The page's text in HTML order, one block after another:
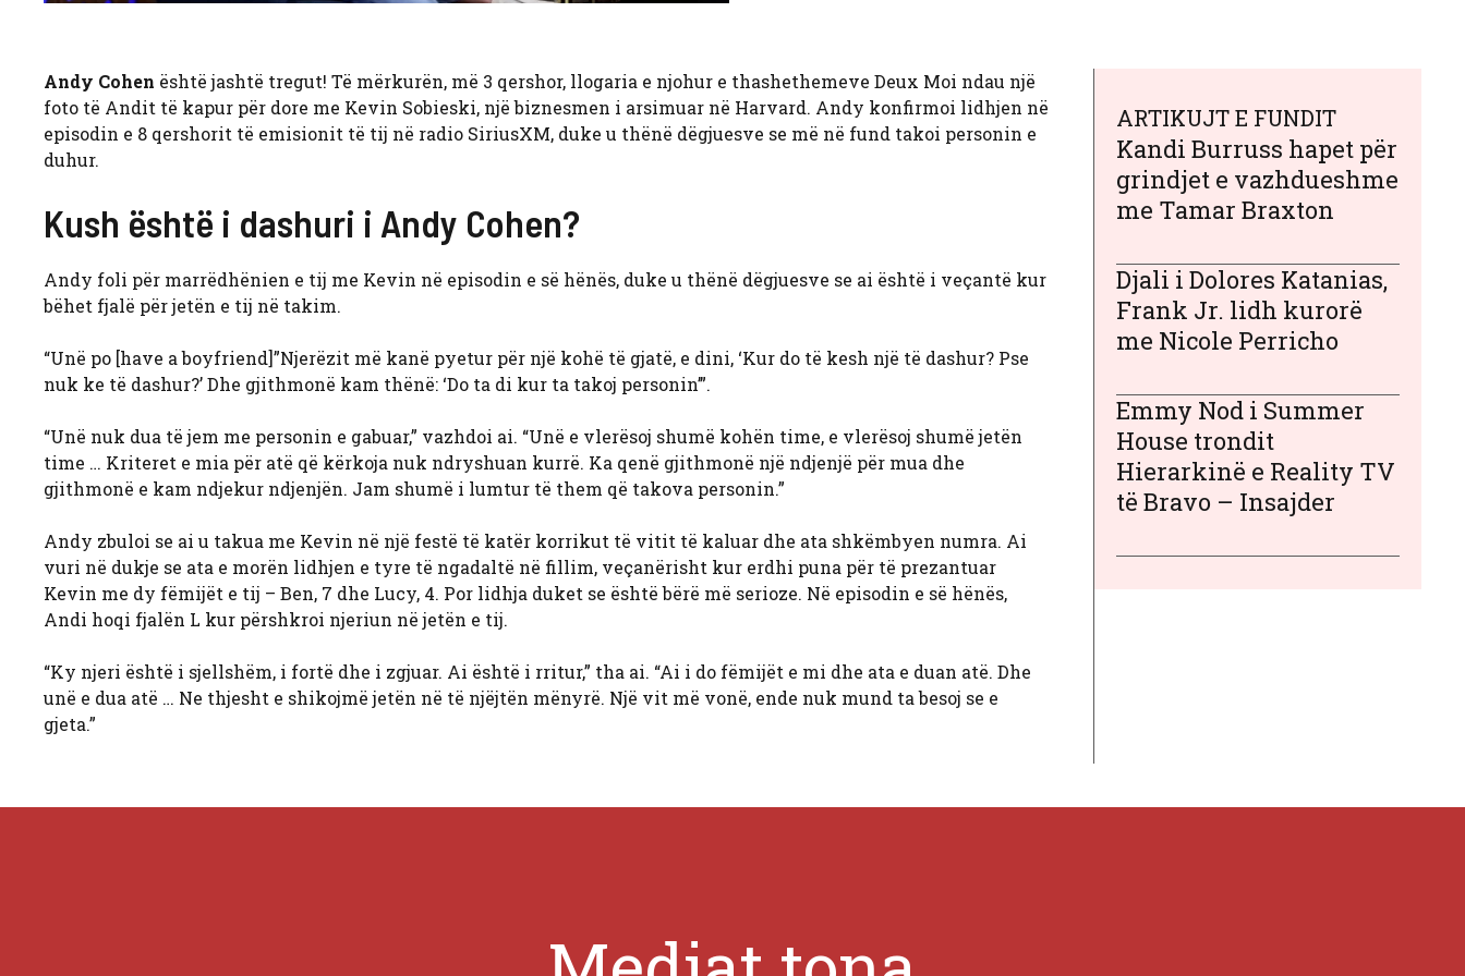
Andy Cohen është jashtë tregut! Të mërkurën, më 3 qershor, llogaria e njohur e thashethemeve Deux Moi ndau një
foto të Andit të kapur për dore me Kevin Sobieski, një biznesmen i arsimuar në Harvard. Andy konfirmoi lidhjen në
episodin e 8 qershorit të emisionit të tij në radio SiriusXM, duke u thënë dëgjuesve se më në fund takoi personin e
duhur.
Kush është i dashuri i Andy Cohen?
Andy foli për marrëdhënien e tij me Kevin në episodin e së hënës, duke u thënë dëgjuesve se ai është i veçantë kur
bëhet fjalë për jetën e tij në takim.
“Unë po [have a boyfriend]”Njerëzit më kanë pyetur për një kohë të gjatë, e dini, ‘Kur do të kesh një të dashur? Pse
nuk ke të dashur?’ Dhe gjithmonë kam thënë: ‘Do ta di kur ta takoj personin’”.
“Unë nuk dua të jem me personin e gabuar,” vazhdoi ai. “Unë e vlerësoj shumë kohën time, e vlerësoj shumë jetën
time … Kriteret e mia për atë që kërkoja nuk ndryshuan kurrë. Ka qenë gjithmonë një ndjenjë për mua dhe
gjithmonë e kam ndjekur ndjenjën. Jam shumë i lumtur të them që takova personin.”
Andy zbuloi se ai u takua me Kevin në një festë të katër korrikut të vitit të kaluar dhe ata shkëmbyen numra. Ai
vuri në dukje se ata e morën lidhjen e tyre të ngadaltë në fillim, veçanërisht kur erdhi puna për të prezantuar
Kevin me dy fëmijët e tij – Ben, 7 dhe Lucy, 4. Por lidhja duket se është bërë më serioze. Në episodin e së hënës,
Andi hoqi fjalën L kur përshkroi njeriun në jetën e tij.
“Ky njeri është i sjellshëm, i fortë dhe i zgjuar. Ai është i rritur,” tha ai. “Ai i do fëmijët e mi dhe ata e duan atë. Dhe
unë e dua atë … Ne thjesht e shikojmë jetën në të njëjtën mënyrë. Një vit më vonë, ende nuk mund ta besoj se e
gjeta.”
ARTIKUJT E FUNDIT
Kandi Burruss hapet për
grindjet e vazhdueshme
me Tamar Braxton
Djali i Dolores Katanias,
Frank Jr. lidh kurorë
me Nicole Perricho
Emmy Nod i Summer
House trondit
Hierarkinë e Reality TV
të Bravo – Insajder